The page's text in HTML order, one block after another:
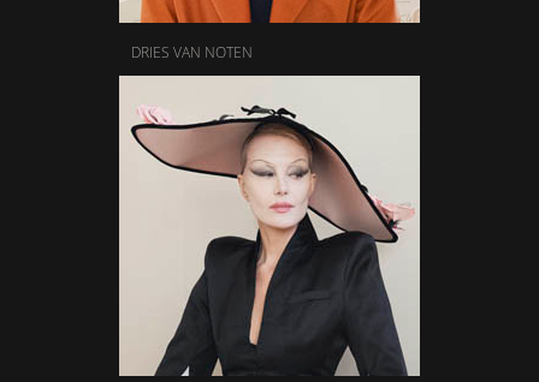
DRIES VAN NOTEN